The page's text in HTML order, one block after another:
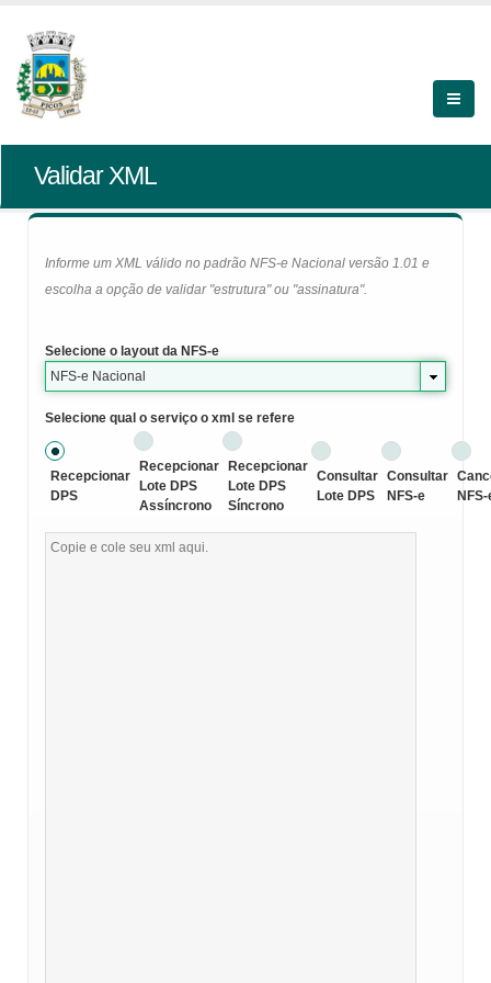
Validar XML
Informe um XML válido no padrão NFS-e Nacional versão 1.01 e
escolha a opção de validar "estrutura" ou "assinatura".
Selecione o layout da NFS-e
NFS-e Nacional
Selecione qual o serviço o xml se refere
Recepcionar
DPS
Recepcionar
Lote DPS
Assíncrono
Recepcionar
Lote DPS
Síncrono
Consultar
Lote DPS
Consultar
NFS-e
NFS-